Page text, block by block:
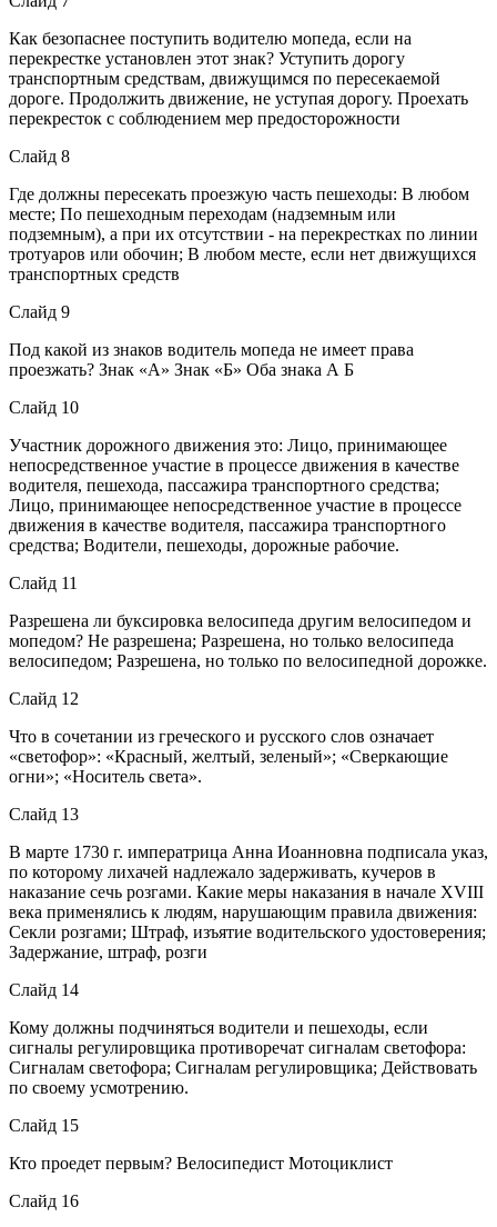
Как безопаснее поступить водителю мопеда, если на
перекрестке установлен этот знак? Уступить дорогу
транспортным средствам, движущимся по пересекаемой
дороге. Продолжить движение, не уступая дорогу. Проехать
перекресток с соблюдением мер предосторожности
Слайд 8
Где должны пересекать проезжую часть пешеходы: В любом
месте; По пешеходным переходам (надземным или
подземным), а при их отсутствии - на перекрестках по линии
тротуаров или обочин; В любом месте, если нет движущихся
транспортных средств
Слайд 9
Под какой из знаков водитель мопеда не имеет права
проезжать? Знак «А» Знак «Б» Оба знака А Б
Слайд 10
Участник дорожного движения это: Лицо, принимающее
непосредственное участие в процессе движения в качестве
водителя, пешехода, пассажира транспортного средства;
Лицо, принимающее непосредственное участие в процессе
движения в качестве водителя, пассажира транспортного
средства; Водители, пешеходы, дорожные рабочие.
Слайд 11
Разрешена ли буксировка велосипеда другим велосипедом и
мопедом? Не разрешена; Разрешена, но только велосипеда
велосипедом; Разрешена, но только по велосипедной дорожке.
Слайд 12
Что в сочетании из греческого и русского слов означает
«светофор»: «Красный, желтый, зеленый»; «Сверкающие
огни»; «Носитель света».
Слайд 13
В марте 1730 г. императрица Анна Иоанновна подписала указ,
по которому лихачей надлежало задерживать, кучеров в
наказание сечь розгами. Какие меры наказания в начале XVIII
века применялись к людям, нарушающим правила движения:
Секли розгами; Штраф, изъятие водительского удостоверения;
Задержание, штраф, розги
Слайд 14
Кому должны подчиняться водители и пешеходы, если
сигналы регулировщика противоречат сигналам светофора:
Сигналам светофора; Сигналам регулировщика; Действовать
по своему усмотрению.
Слайд 15
Кто проедет первым? Велосипедист Мотоциклист
Слайд 16